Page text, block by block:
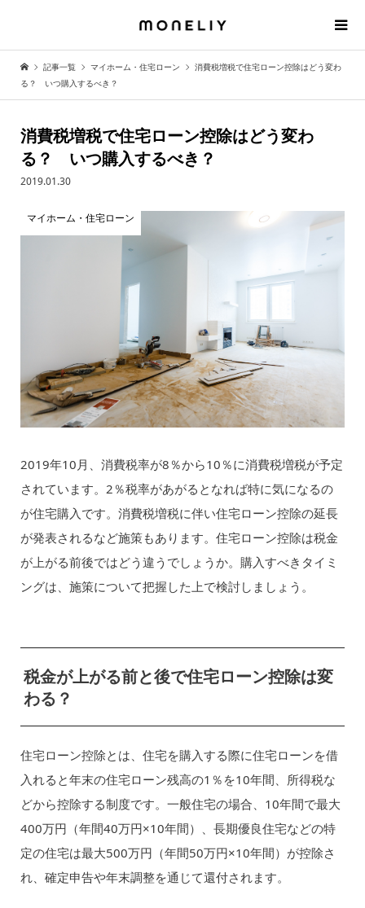
記事一覧 マイホーム・住宅ローン
消費税増税で住宅ローン控除はどう変わ
る？ いつ購入するべき？
消費税増税で住宅ローン控除はどう変わ
る？ いつ購入するべき？
2019.01.30
マイホーム・住宅ローン
2019年10月、消費税率が8％から10％に消費税増税が予定
されています。2％税率があがるとなれば特に気になるの
が住宅購入です。消費税増税に伴い住宅ローン控除の延長
が発表されるなど施策もあります。住宅ローン控除は税金
が上がる前後ではどう違うでしょうか。購入すべきタイミ
ングは、施策について把握した上で検討しましょう。
税金が上がる前と後で住宅ローン控除は変
わる？
住宅ローン控除とは、住宅を購入する際に住宅ローンを借
入れると年末の住宅ローン残高の1％を10年間、所得税な
どから控除する制度です。一般住宅の場合、10年間で最大
400万円（年間40万円×10年間）、長期優良住宅などの特
定の住宅は最大500万円（年間50万円×10年間）が控除さ
れ、確定申告や年末調整を通じて還付されます。